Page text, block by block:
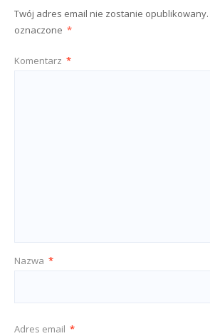
Twój adres email nie zostanie opublikowany.
oznaczone *
Komentarz *
Nazwa *
Adres email *